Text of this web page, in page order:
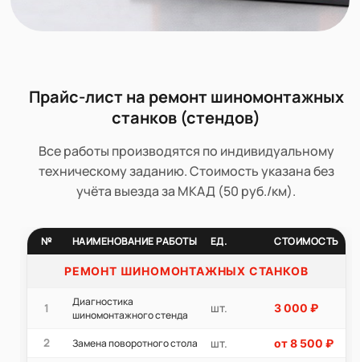
Прайс-лист на ремонт шиномонтажных
станков (стендов)
Все работы производятся по индивидуальному
техническому заданию. Стоимость указана без
учёта выезда за МКАД (50 руб./км).
№ НАИМЕНОВАНИЕ РАБОТЫ ЕД. СТОИМОСТЬ
РЕМОНТ ШИНОМОНТАЖНЫХ СТАНКОВ
1
Диагностика
шиномонтажного стенда
шт. 3 000 ₽
2 Замена поворотного стола шт. от 8 500 ₽